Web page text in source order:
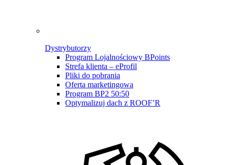
Dystrybutorzy
Program Lojalnościowy BPoints
Strefa klienta – eProfil
Pliki do pobrania
Oferta marketingowa
Program BP2 50:50
Optymalizuj dach z ROOF’R